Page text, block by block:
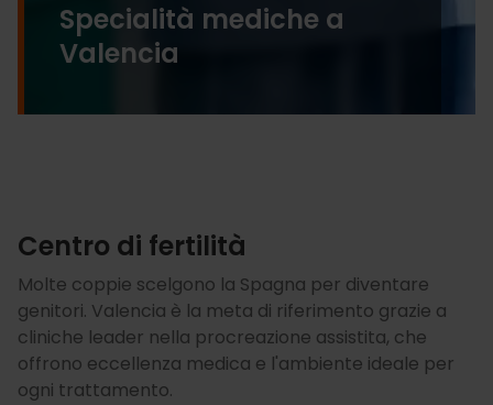
Specialità mediche a
Valencia
Centro di fertilità
Molte coppie scelgono la Spagna per diventare
genitori. Valencia è la meta di riferimento grazie a
cliniche leader nella procreazione assistita, che
offrono eccellenza medica e l'ambiente ideale per
ogni trattamento.